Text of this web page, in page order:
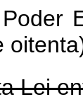
Lei